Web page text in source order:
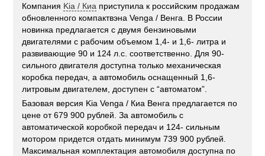
Компания Kia / Киа приступила к российским продажам
обновленного компактвэна Venga / Венга. В России
новинка предлагается с двумя бензиновыми
двигателями с рабочим объемом 1,4- и 1,6- литра и
развивающие 90 и 124 л.с. соответственно. Для 90-
сильного двигателя доступна только механическая
коробка передач, а автомобиль оснащенный 1,6-
литровым двигателем, доступен с “автоматом”.
Базовая версия Kia Venga / Киа Венга предлагается по
цене от 679 900 рублей. За автомобиль с
автоматической коробкой передач и 124- сильным
мотором придется отдать минимум 739 900 рублей.
Максимальная комплектация автомобиля доступна по